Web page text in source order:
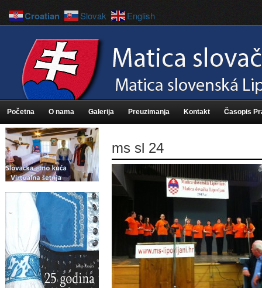
Početna O nama Galerija Preuzimanja Kontakt Časopis
ms sl 24
Croatian Slovak English